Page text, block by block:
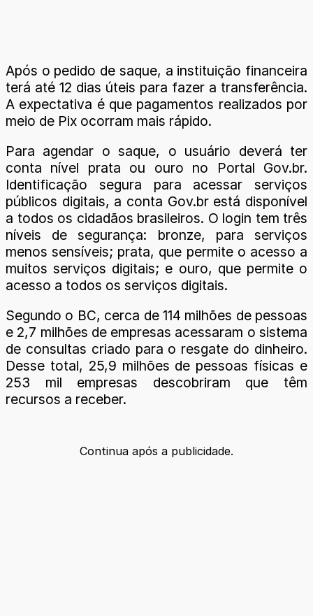
Após o pedido de saque, a instituição financeira
terá até 12 dias úteis para fazer a transferência.
A expectativa é que pagamentos realizados por
meio de Pix ocorram mais rápido.
Para agendar o saque, o usuário deverá ter
conta nível prata ou ouro no Portal Gov.br.
Identificação segura para acessar serviços
públicos digitais, a conta Gov.br está disponível
a todos os cidadãos brasileiros. O login tem três
níveis de segurança: bronze, para serviços
menos sensíveis; prata, que permite o acesso a
muitos serviços digitais; e ouro, que permite o
acesso a todos os serviços digitais.
Segundo o BC, cerca de 114 milhões de pessoas
e 2,7 milhões de empresas acessaram o sistema
de consultas criado para o resgate do dinheiro.
Desse total, 25,9 milhões de pessoas físicas e
253 mil empresas descobriram que têm
recursos a receber.
Continua após a publicidade.